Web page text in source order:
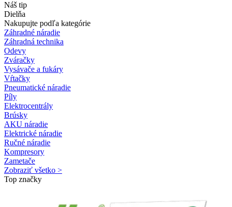
Náš tip
Dielňa
Nakupujte podľa kategórie
Záhradné náradie
Záhradná technika
Odevy
Zváračky
Vysávače a fukáry
Vŕtačky
Pneumatické náradie
Píly
Elektrocentrály
Brúsky
AKU náradie
Elektrické náradie
Ručné náradie
Kompresory
Zametače
Zobraziť všetko >
Top značky